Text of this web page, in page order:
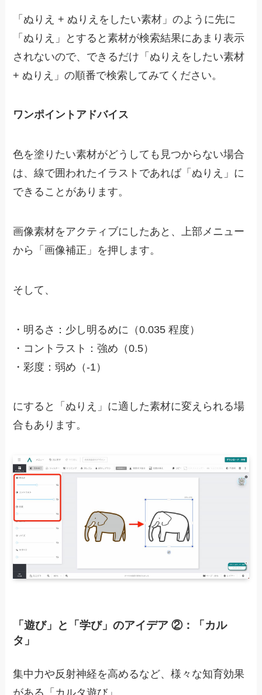
「ぬりえ + ぬりえをしたい素材」のように先に
「ぬりえ」とすると素材が検索結果にあまり表示
されないので、できるだけ「ぬりえをしたい素材
+ ぬりえ」の順番で検索してみてください。
ワンポイントアドバイス
色を塗りたい素材がどうしても見つからない場合
は、線で囲われたイラストであれば「ぬりえ」に
できることがあります。
画像素材をアクティブにしたあと、上部メニュー
から「画像補正」を押します。
そして、
・ 明るさ：少し明るめに（0.035 程度）
・ コントラスト：強め（0.5）
・彩度：弱め（-1）
にすると「ぬりえ」に適した素材に変えられる場
合もあります。
「遊び」と「学び」のアイデア ②：「カル
タ」
集中力や反射神経を高めるなど、様々な知育効果
がある「カルタ遊び」。